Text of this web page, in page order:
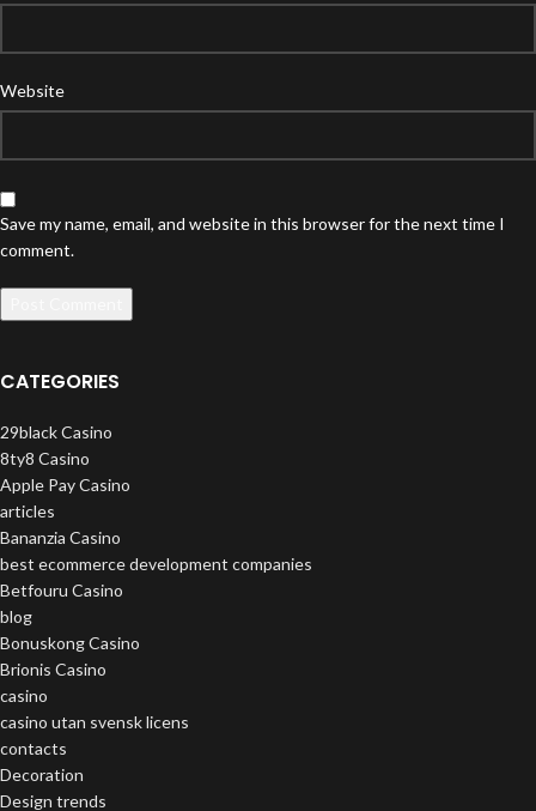
Website
Save my name, email, and website in this browser for the next time I
comment.
CATEGORIES
29black Casino
8ty8 Casino
Apple Pay Casino
articles
Bananzia Casino
best ecommerce development companies
Betfouru Casino
blog
Bonuskong Casino
Brionis Casino
casino
casino utan svensk licens
contacts
Decoration
Design trends